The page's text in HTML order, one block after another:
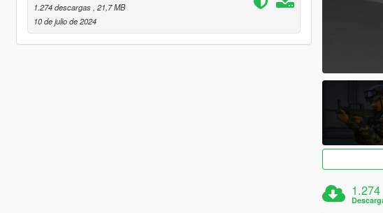
1.274 descargas , 21,7 MB
10 de julio de 2024
1.274